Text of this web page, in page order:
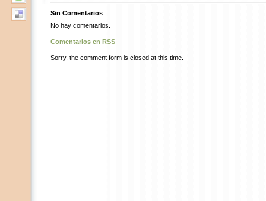
Sin Comentarios
No hay comentarios.
Comentarios en RSS
Sorry, the comment form is closed at this time.